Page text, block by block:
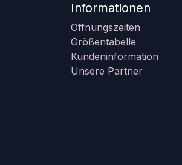
Informationen
Öffnungszeiten
Größentabelle
Kundeninformation
Unsere Partner